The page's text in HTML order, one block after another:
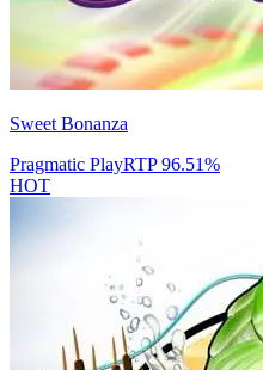
Sweet Bonanza
Pragmatic PlayRTP96.51%
HOT